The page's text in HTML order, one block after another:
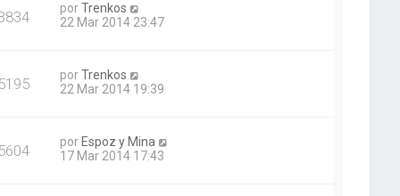
porTrenkos
22 Mar 2014 23:47
5195 porTrenkos
22 Mar 2014 19:39
5604 por Espoz y Mina
17 Mar 2014 17:43